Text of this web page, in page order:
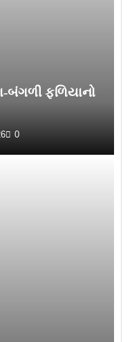
બંગળી ફળિયાનો
0